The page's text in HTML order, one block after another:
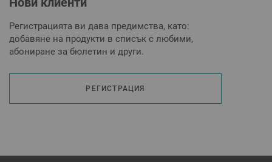
Регистрацията ви дава предимства, като:
добавяне на продукти в списък с любими,
абониране за бюлетин и други.
РЕГИСТРАЦИЯ